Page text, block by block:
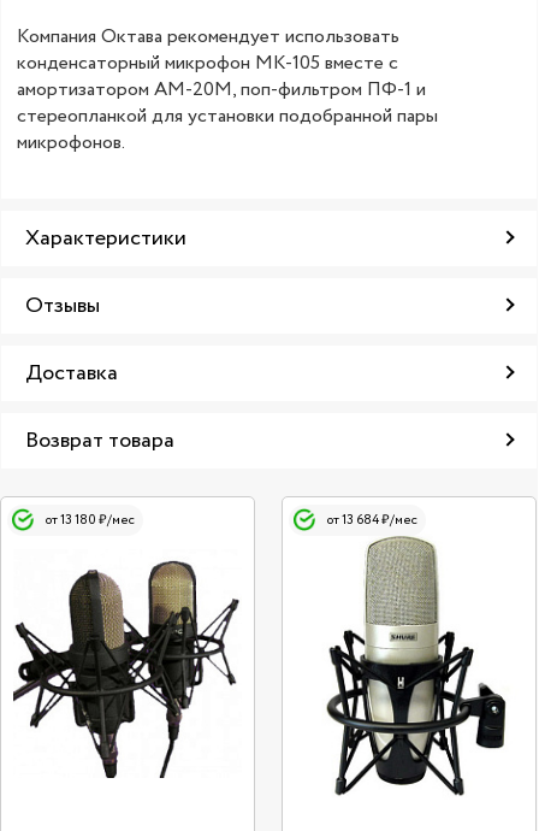
Компания Октава рекомендует использовать
конденсаторный микрофон МК-105 вместе с
амортизатором АМ-20М, поп-фильтром ПФ-1 и
стереопланкой для установки подобранной пары
микрофонов.
Характеристики
Отзывы
Доставка
Возврат товара
от 13 180 ₽/мес от 13 684 ₽/мес